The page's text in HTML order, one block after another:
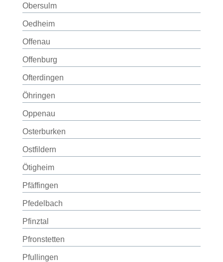
Obersulm
Oedheim
Offenau
Offenburg
Ofterdingen
Öhringen
Oppenau
Osterburken
Ostfildern
Ötigheim
Pfäffingen
Pfedelbach
Pfinztal
Pfronstetten
Pfullingen